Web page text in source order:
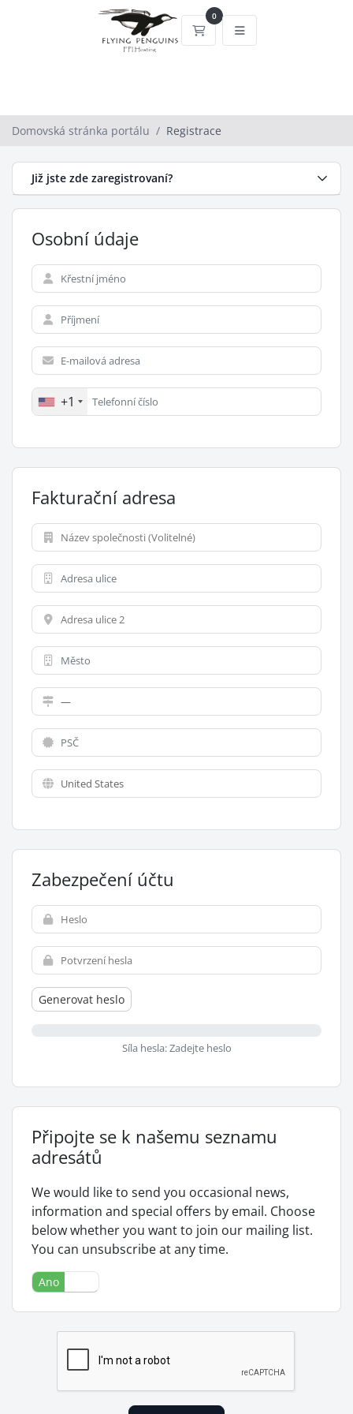
0
Nákupní Košík
Domovská stránka portálu Registrace
Již jste zde zaregistrovaní?
Osobní údaje
+1
Fakturační adresa
Zabezpečení účtu
Generovat heslo
Síla hesla: Zadejte heslo
Připojte se k našemu seznamu
adresátů
We would like to send you occasional news,
information and special offers by email. Choose
below whether you want to join our mailing list.
You can unsubscribe at any time.
Ano